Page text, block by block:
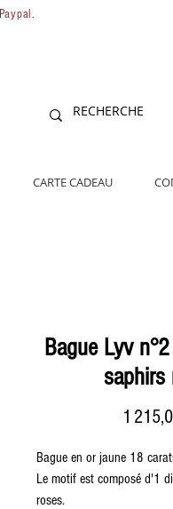
CARTE CADEAU
Bague Lyv
saphirs
1
Bague en or jaune 18
Le motif est composé d'1
roses.